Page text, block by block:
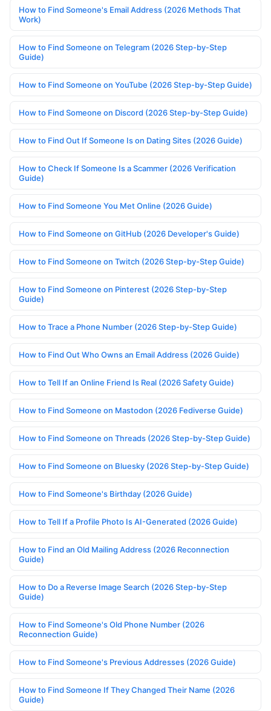
How to Find Someone's Email Address (2026 Methods That
Work)
How to Find Someone on Telegram (2026 Step-by-Step
Guide)
How to Find Someone on YouTube (2026 Step-by-Step Guide)
How to Find Someone on Discord (2026 Step-by-Step Guide)
How to Find Out If Someone Is on Dating Sites (2026 Guide)
How to Check If Someone Is a Scammer (2026 Verification
Guide)
How to Find Someone You Met Online (2026 Guide)
How to Find Someone on GitHub (2026 Developer's Guide)
How to Find Someone on Twitch (2026 Step-by-Step Guide)
How to Find Someone on Pinterest (2026 Step-by-Step
Guide)
How to Trace a Phone Number (2026 Step-by-Step Guide)
How to Find Out Who Owns an Email Address (2026 Guide)
How to Tell If an Online Friend Is Real (2026 Safety Guide)
How to Find Someone on Mastodon (2026 Fediverse Guide)
How to Find Someone on Threads (2026 Step-by-Step Guide)
How to Find Someone on Bluesky (2026 Step-by-Step Guide)
How to Find Someone's Birthday (2026 Guide)
How to Tell If a Profile Photo Is AI-Generated (2026 Guide)
How to Find an Old Mailing Address (2026 Reconnection
Guide)
How to Do a Reverse Image Search (2026 Step-by-Step
Guide)
How to Find Someone's Old Phone Number (2026
Reconnection Guide)
How to Find Someone's Previous Addresses (2026 Guide)
How to Find Someone If They Changed Their Name (2026
Guide)